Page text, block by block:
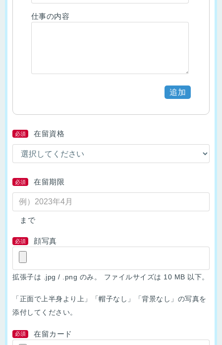
仕事の内容
追加
必須 在留資格
必須 在留期限
まで
必須 顔写真
拡張子は .jpg / .png のみ。 ファイルサイズは 10 MB 以下。
「正面で上半身より上」「帽子なし」「背景なし」の写真を
添付してください。
必須 在留カード